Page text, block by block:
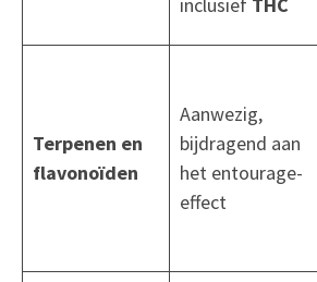
Terpenen en
flavonoïden
Aanwezig,
bijdragend aan
het entourage-
effect